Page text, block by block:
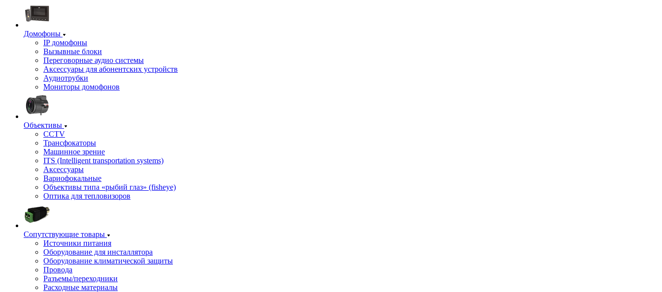
Домофоны
IP домофоны
Вызывные блоки
Переговорные аудио системы
Аксессуары для абонентских устройств
Аудиотрубки
Мониторы домофонов
Объективы
CCTV
Трансфокаторы
Машинное зрение
ITS (Intelligent transportation systems)
Аксессуары
Вариофокальные
Объективы типа «рыбий глаз» (fisheye)
Оптика для тепловизоров
Сопутствующие товары
Источники питания
Оборудование для инсталлятора
Оборудование климатической защиты
Провода
Разъемы/переходники
Расходные материалы